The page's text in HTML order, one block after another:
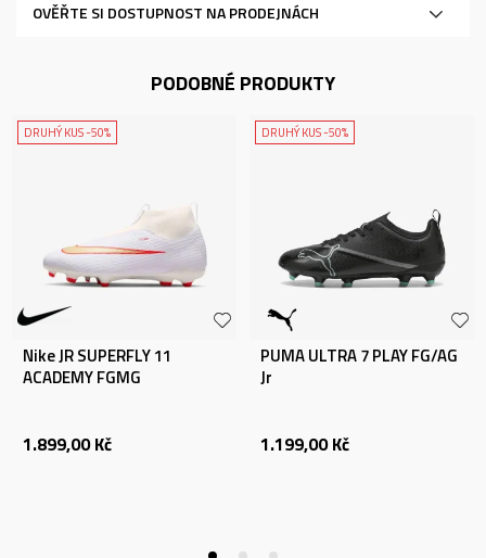
OVĚŘTE SI DOSTUPNOST NA PRODEJNÁCH
PODOBNÉ PRODUKTY
DRUHÝ KUS -50%
Nike JR SUPERFLY 11
ACADEMY FGMG
1.899,00 Kč
DRUHÝ KUS -50%
PUMA ULTRA 7 PLAY FG/AG
Jr
1.199,00 Kč